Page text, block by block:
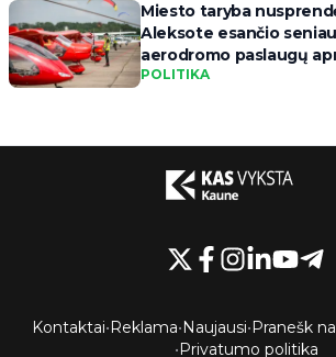
Miesto taryba
Aleksote esančio
aerodromo paslaugų
POLITIKA
Kontaktai•Reklama•Naujausi•Pranešk
•Privatumo politika